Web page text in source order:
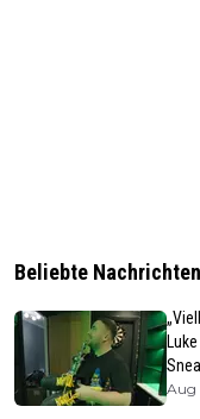
Beliebte Nachrichten
Aug